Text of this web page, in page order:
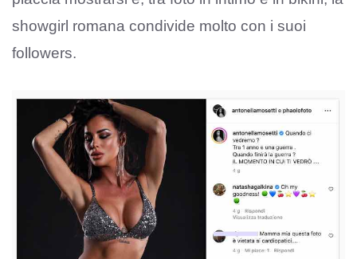
showgirl romana condivide molto con i suoi
followers.